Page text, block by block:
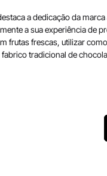
a dedicação da
a sua experiência de
frutas frescas, utilizar
fabrico tradicional de